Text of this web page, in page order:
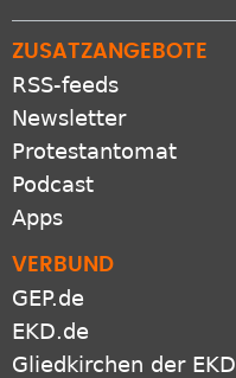
ZUSATZANGEBOTE
RSS-feeds
Newsletter
Protestantomat
Podcast
Apps
VERBUND
GEP.de
EKD.de
Gliedkirchen der EKD